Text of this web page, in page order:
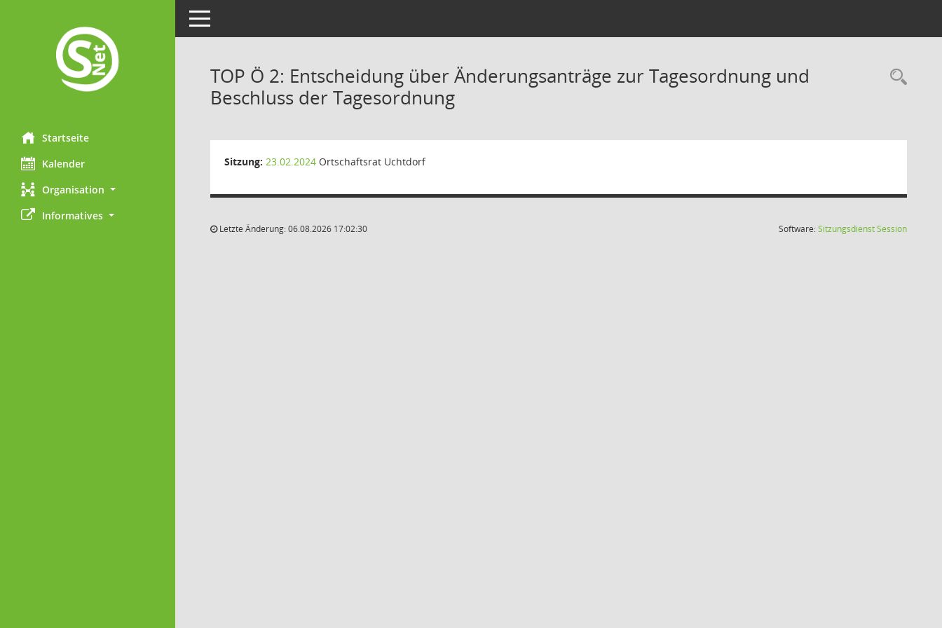
Startseite
Kalender
Organisation
Informatives
Toggle navigation
TOP Ö 2: Entscheidung über Änderungsanträge zur Tagesordnung und
Beschluss der Tagesordnung
Sitzung: 23.02.2024 Ortschaftsrat Uchtdorf
Letzte Änderung: 06.08.2026 17:02:30 Software:SitzungsdienstSession(Wird in